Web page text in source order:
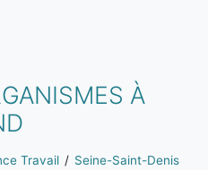
À
Travail
Seine-Saint-Denis